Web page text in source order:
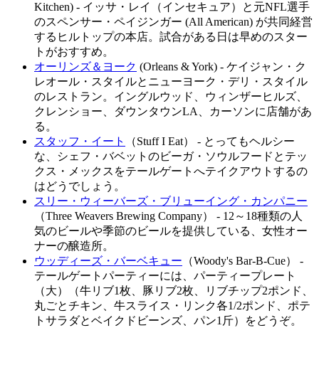
Kitchen) - イッサ・レイ（インセキュア）と元NFL選手
のスペンサー・ペイジンガー (All American) が共同経営
するヒルトップの本店。試合がある日は早めのスター
トがおすすめ。
オーリンズ＆ヨーク (Orleans & York) - ケイジャン・ク
レオール・スタイルとニューヨーク・デリ・スタイル
のレストラン。イングルウッド、ウィンザーヒルズ、
クレンショー、ダウンタウンLA、カーソンに店舗があ
る。
スタッフ・イート
（Stuff I Eat） - とってもヘルシー
な、シェフ・バベットのビーガ・ソウルフードとテッ
クス・メックスをテールゲートへテイクアウトするの
はどうでしょう。
スリー・ウィーバーズ・ブリューイング・カンパニー
（Three Weavers Brewing Company） - 12～18種類の人
気のビールや季節のビールを提供している、女性オー
ナーの醸造所。
ウッディーズ・バーベキュー （Woody's Bar-B-Cue） -
テールゲートパーティーには、パーティープレート
（大）（牛リブ1枚、豚リブ2枚、リブチップ2ポンド、
丸ごとチキン、牛スライス・リンク各1/2ポンド、ポテ
トサラダとベイクドビーンズ、パン1斤）をどうぞ。